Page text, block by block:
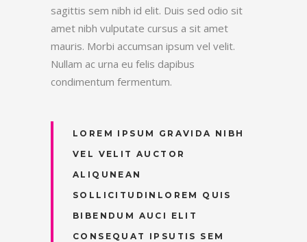
sagittis sem nibh id elit. Duis sed odio sit
amet nibh vulputate cursus a sit amet
mauris. Morbi accumsan ipsum vel velit.
Nullam ac urna eu felis dapibus
condimentum fermentum.
LOREM IPSUM GRAVIDA NIBH
VEL VELIT AUCTOR
ALIQUNEAN
SOLLICITUDINLOREM QUIS
BIBENDUM AUCI ELIT
CONSEQUAT IPSUTIS SEM